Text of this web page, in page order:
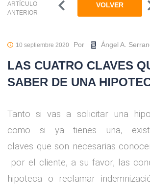
ARTÍCULO
ANTERIOR
VOLVER
10 septiembre 2020 Por Ángel A.
LAS CUATRO CLAVES
SABER DE UNA
Tanto si vas a solicitar una
como si ya tienes una,
claves que son necesarias
por el cliente, a su favor, las
hipoteca o reclamar